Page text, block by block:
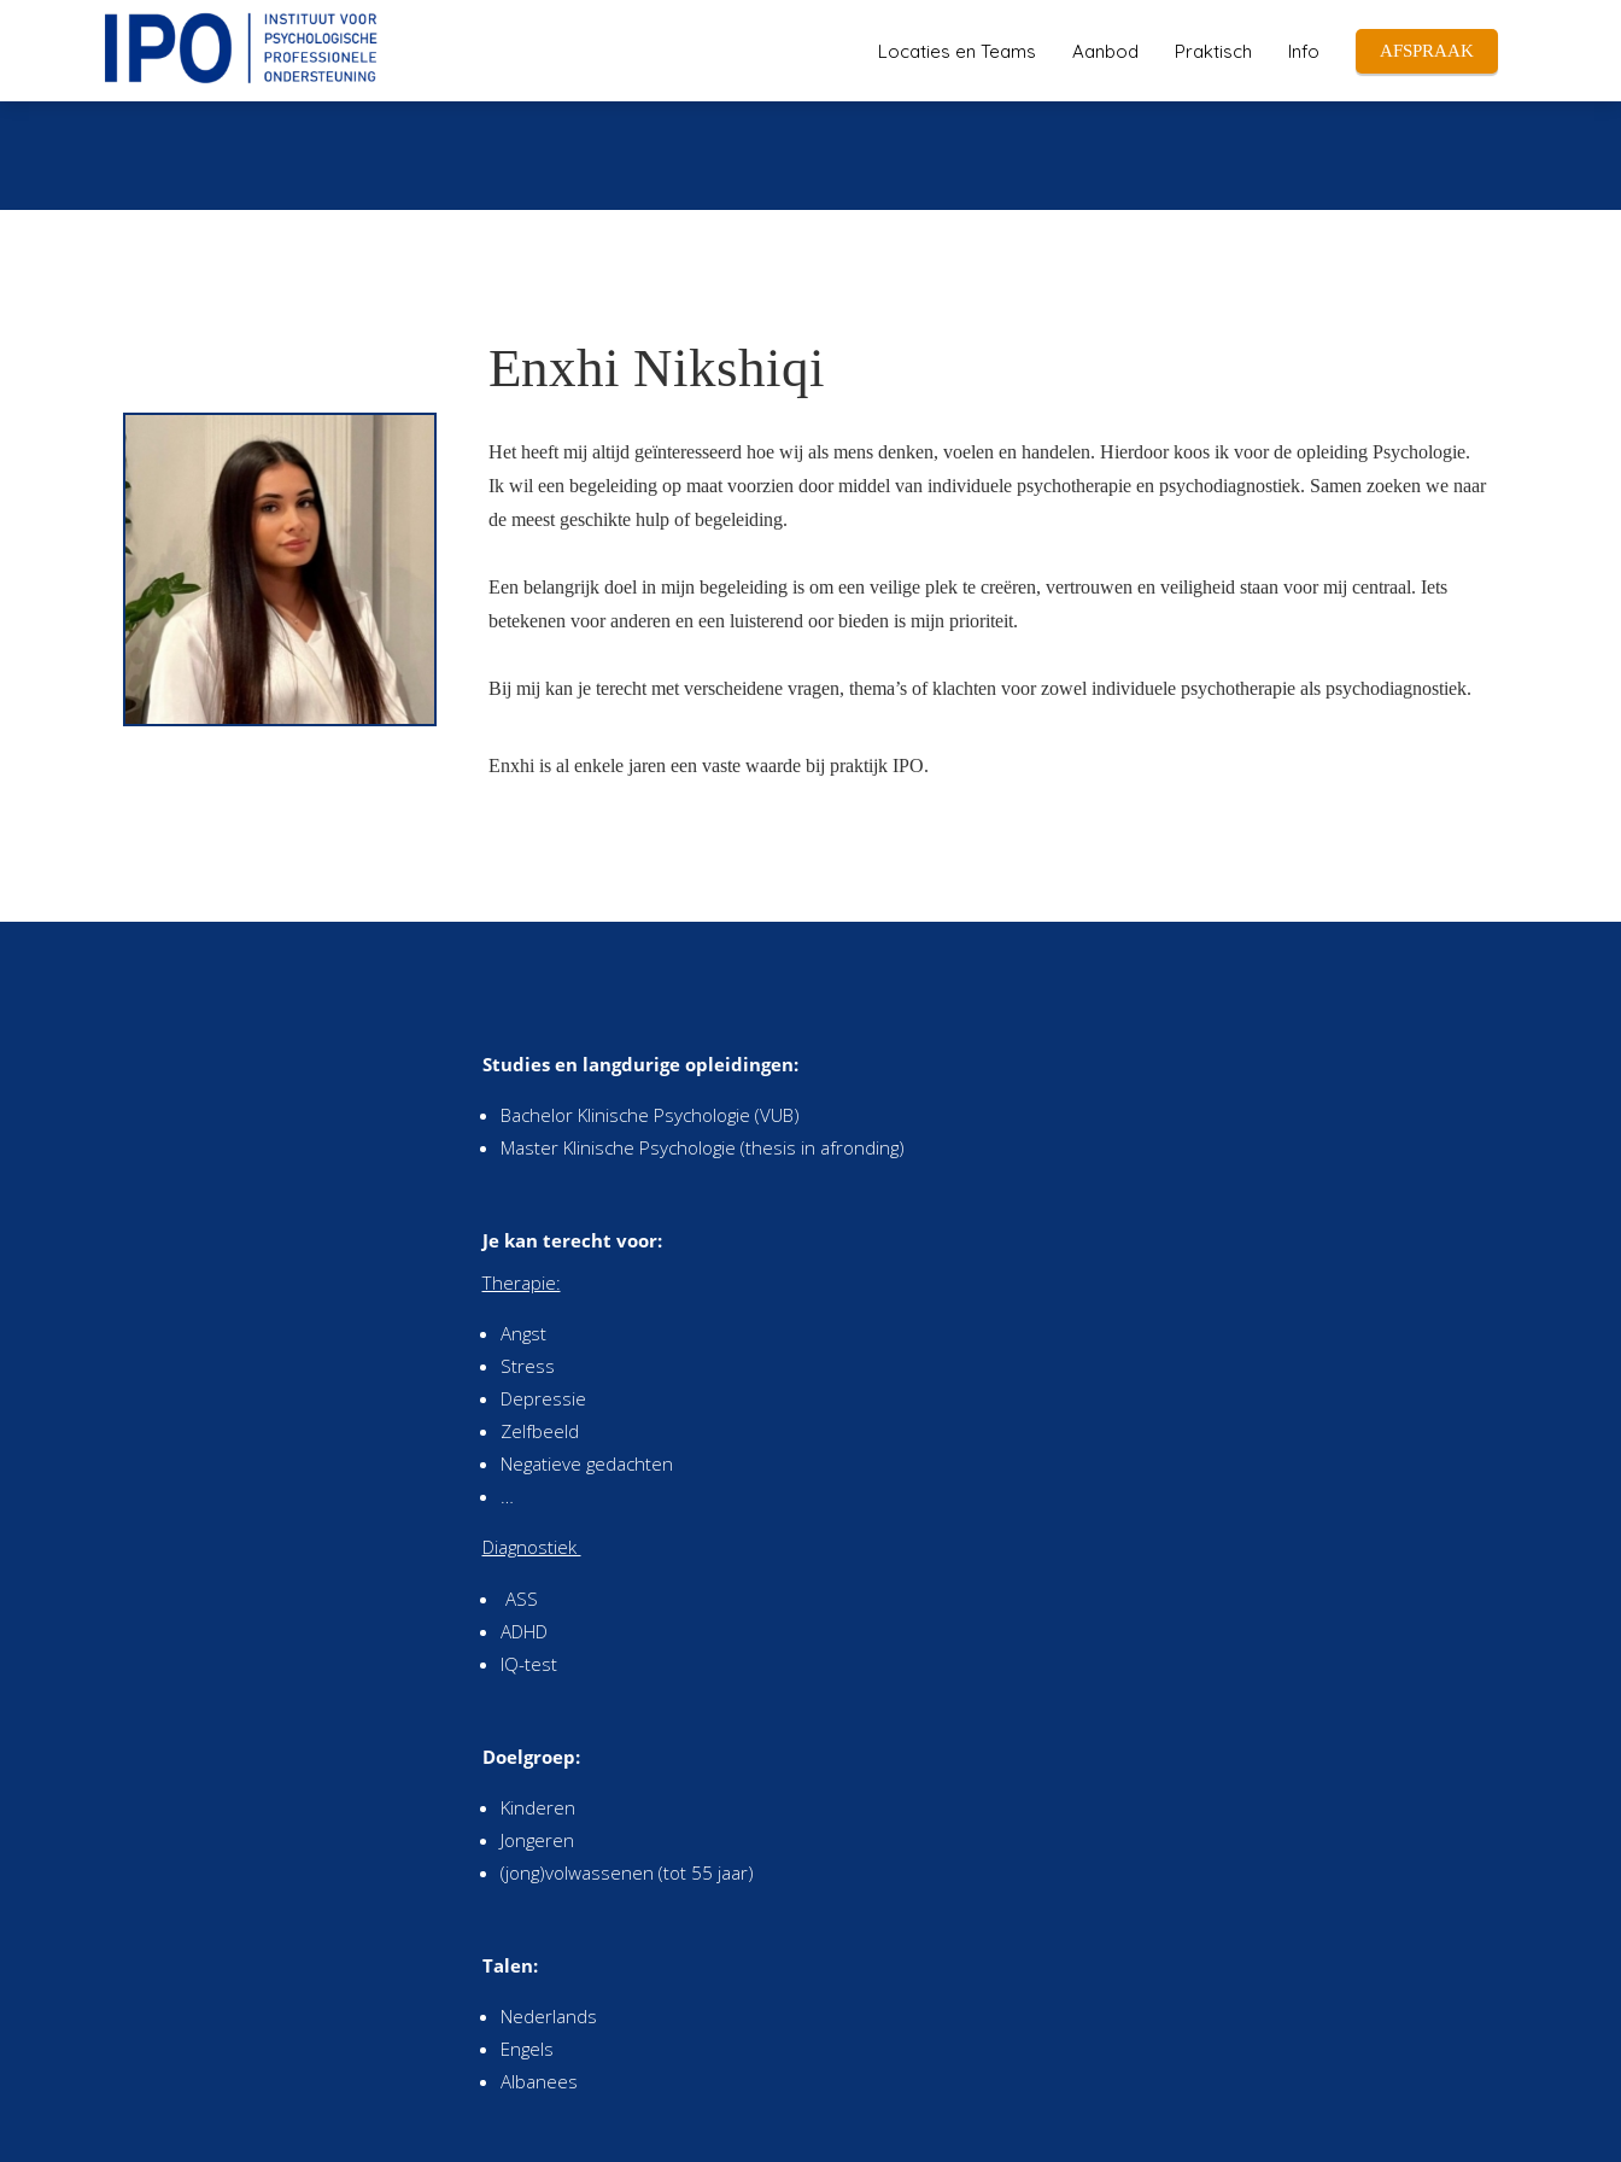
Locaties en Teams Aanbod Praktisch Info AFSPRAAK
Enxhi Nikshiqi
Het heeft mij altijd geïnteresseerd hoe wij als mens denken, voelen en handelen. Hierdoor koos ik voor de opleiding Psychologie.
Ik wil een begeleiding op maat voorzien door middel van individuele psychotherapie en psychodiagnostiek. Samen zoeken we naar
de meest geschikte hulp of begeleiding.
Een belangrijk doel in mijn begeleiding is om een veilige plek te creëren, vertrouwen en veiligheid staan voor mij centraal. Iets
betekenen voor anderen en een luisterend oor bieden is mijn prioriteit.
Bij mij kan je terecht met verscheidene vragen, thema’s of klachten voor zowel individuele psychotherapie als psychodiagnostiek.
Enxhi is al enkele jaren een vaste waarde bij praktijk IPO.
Studies en langdurige opleidingen:
Bachelor Klinische Psychologie (VUB)
Master Klinische Psychologie (thesis in afronding)
Je kan terecht voor:
Therapie:
Angst
Stress
Depressie
Zelfbeeld
Negatieve gedachten
…
Diagnostiek
ASS
ADHD
IQ-test
Doelgroep:
Kinderen
Jongeren
(jong)volwassenen (tot 55 jaar)
Talen:
Nederlands
Engels
Albanees